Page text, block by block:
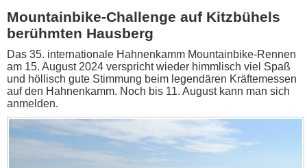
Mountainbike-Challenge auf Kitzbühels
berühmten Hausberg
Das 35. internationale Hahnenkamm Mountainbike-Rennen
am 15. August 2024 verspricht wieder himmlisch viel Spaß
und höllisch gute Stimmung beim legendären Kräftemessen
auf den Hahnenkamm. Noch bis 11. August kann man sich
anmelden.